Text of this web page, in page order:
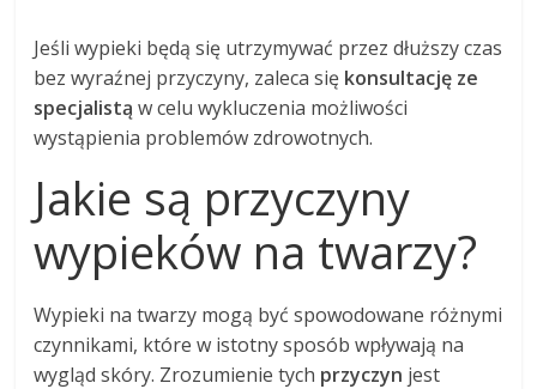
Jeśli wypieki będą się utrzymywać przez dłuższy czas
bez wyraźnej przyczyny, zaleca się konsultację ze
specjalistą w celu wykluczenia możliwości
wystąpienia problemów zdrowotnych.
Jakie są przyczyny
wypieków na twarzy?
Wypieki na twarzy mogą być spowodowane różnymi
czynnikami, które w istotny sposób wpływają na
wygląd skóry. Zrozumienie tych przyczyn jest